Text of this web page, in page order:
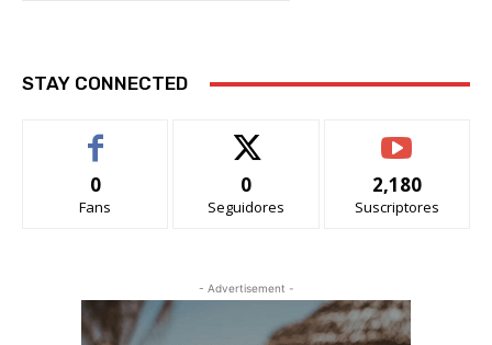
STAY CONNECTED
0
Fans
0
Seguidores
2,180
Suscriptores
- Advertisement -